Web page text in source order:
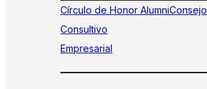
Círculo de Honor AlumniConsejo
Consultivo
Empresarial